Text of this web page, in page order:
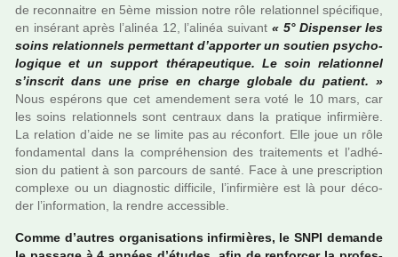
de reconnai­tre en 5ème mis­sion notre rôle rela­tion­nel spé­ci­fi­que,
en insé­rant après l’alinéa 12, l’alinéa sui­vant « 5° Dispenser les
soins rela­tion­nels per­met­tant d’appor­ter un sou­tien psy­cho­
lo­gi­que et un sup­port thé­ra­peu­ti­que. Le soin rela­tion­nel
s’ins­crit dans une prise en charge glo­bale du patient. »
Nous espé­rons que cet amen­de­ment sera voté le 10 mars, car
les soins rela­tion­nels sont cen­traux dans la pra­ti­que infir­mière.
La rela­tion d’aide ne se limite pas au réconfort. Elle joue un rôle
fon­da­men­tal dans la com­pré­hen­sion des trai­te­ments et l’adhé­
sion du patient à son par­cours de santé. Face à une pres­crip­tion
com­plexe ou un diag­nos­tic dif­fi­cile, l’infir­mière est là pour déco­
der l’infor­ma­tion, la rendre acces­si­ble.
Comme d’autres orga­ni­sa­tions infir­miè­res, le SNPI demande